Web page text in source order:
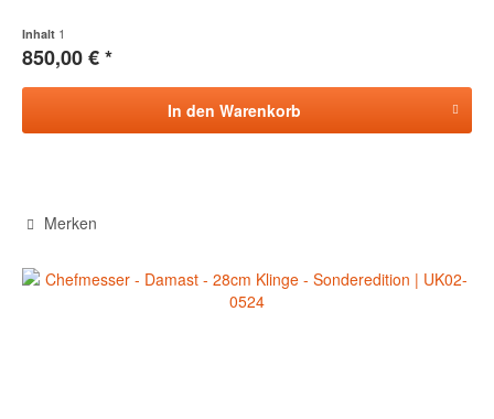
Inhalt 1
850,00 € *
In den Warenkorb
Merken